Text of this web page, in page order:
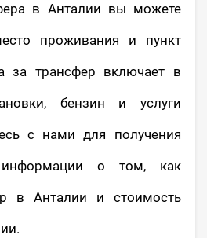
в Анталии вы можете
проживания и пункт
за трансфер включает в
бензин и услуги
с нами для получения
информации о том, как
в Анталии и стоимость